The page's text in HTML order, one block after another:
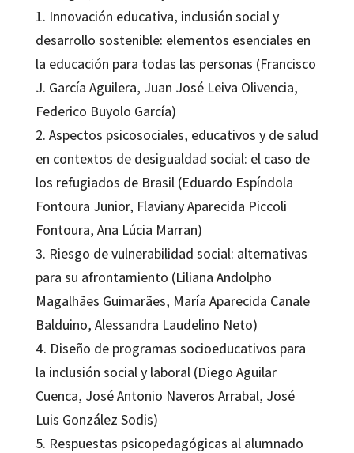
1. Innovación educativa, inclusión social y
desarrollo sostenible: elementos esenciales en
la educación para todas las personas (Francisco
J. García Aguilera, Juan José Leiva Olivencia,
Federico Buyolo García)
2. Aspectos psicosociales, educativos y de salud
en contextos de desigualdad social: el caso de
los refugiados de Brasil (Eduardo Espíndola
Fontoura Junior, Flaviany Aparecida Piccoli
Fontoura, Ana Lúcia Marran)
3. Riesgo de vulnerabilidad social: alternativas
para su afrontamiento (Liliana Andolpho
Magalhães Guimarães, María Aparecida Canale
Balduino, Alessandra Laudelino Neto)
4. Diseño de programas socioeducativos para
la inclusión social y laboral (Diego Aguilar
Cuenca, José Antonio Naveros Arrabal, José
Luis González Sodis)
5. Respuestas psicopedagógicas al alumnado